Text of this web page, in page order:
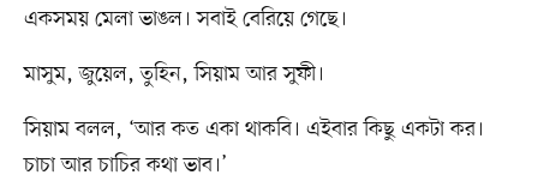
একসময় মেলা ভাঙল। সবাই বেরিয়ে গেছে।
মাসুম, জুয়েল, তুহিন, সিয়াম আর সুফী।
সিয়াম বলল, ‘আর কত একা থাকবি। এইবার কিছু একটা কর।
চাচা আর চাচির কথা ভাব।’